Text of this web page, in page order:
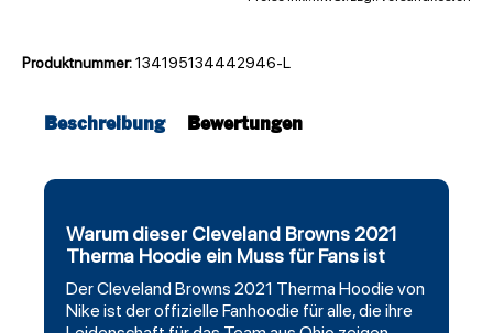
Produktnummer:134195134442946-L
Beschreibung Bewertungen
Warum dieser Cleveland Browns 2021
Therma Hoodie ein Muss für Fans ist
DerCleveland Browns 2021 ThermaHoodie von
Nike ist der offizielle Fanhoodie für alle, die ihre